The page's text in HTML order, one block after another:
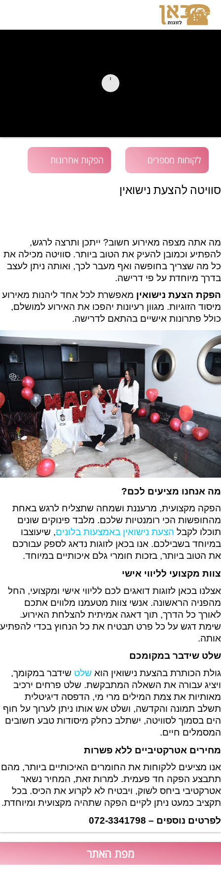
לקוחות מספרים הפקות אחרונות
סוויטה להצעת נישואין
מה אתה מצפה מאירוע חשוב? ייתכן ותרצה לרגש,
להפתיע וכמובן להעיק את הטוב ביותר. סוויטה מכילה את
כל מה שצריך בחופשה ואף מעבר לכך, ואותה ניתן לעצב
בדרך מיוחדת על פי דרישה.
הפקת הצעת נישואין מאפשרת לכל אחד ליהנות מאירוע
מיסוד הזוגיות. מגוון רעיונות יהפכו את האירוע למושלם,
כולל פתרונות אישיים בהתאם לדרישה.
מה אנחנו מציעים לכם?
הפקה מקצועית, מרעננת ושמחה שתצליח לרגש באחת
מהחופשות הכי רומנטיות שלכם. מלבד פינוקים שונים
תוכלו לקבל הצעת נישואין באמצעות בלונים, שיעוצבו
במיוחד בשבילכם. אנו בכאן לזוגות נדאג לספק עבורכם
את הטוב ביותר, בזכות חומרי גלם איכותיים במיוחד.
צוות מקצועי לליווי אישי
אצלנו בכאן לזוגות דואגים לכם לליווי אישי ומקצועי, החל
מהפניה הראשונה. אנשי צוות מטעמנו מלווים אתכם
לאורך כל הדרך, תוך דאגה אמיתית להצלחת האירוע.
שימת דגש על כל פרט תבטיח את כל הנחוץ בכדי להפתיע
אותה.
שלט שידבר במקומכם
גולת הכותרת בהצעת נישואין הוא שלט שידבר במקומך,
ויציג עבורה את השאלה המתבקשת. שלט פרחים ירכיב
מאותיות את צמת המילים מרי מי, הדפסה דיגיטלית
תשלב תמונה והקדשה, ושלט אש אותו ניתן לערוך על חוף
הים בסמוך לסוויטה, ישתלב כחלק מיסודות טבע חשובים
המסמלים חיים.
מחירים אטרקטיביים ללא פשרות
אנו מציעים ללקוחות את החומרים האיכותיים ביותר, מהם
תתבצע הפקה חד פעמית. למרות זאת, המחיר נשאר
אטרקטיבי ביחס לשוק, ויבטיח לא לקרוע את הכיס. בכל
תקציב כמעט ניתן לקיים הפקה שתהיה מקצועית ומיוחדת.
לפרטים נוספים – 072-3341798
מפת האתר